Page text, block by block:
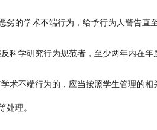
劣的学术不端行为，给予行为人警告直
科学研究行为规范者，至少两年内在
术不端行为的，应当按照学生管理的
处理。